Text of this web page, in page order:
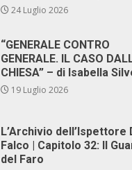
24 Luglio 2026
“GENERALE CONTRO
GENERALE. IL CASO
CHIESA” – di Isabella
19 Luglio 2026
L’Archivio dell’Ispettore
Falco | Capitolo 32: Il
del Faro